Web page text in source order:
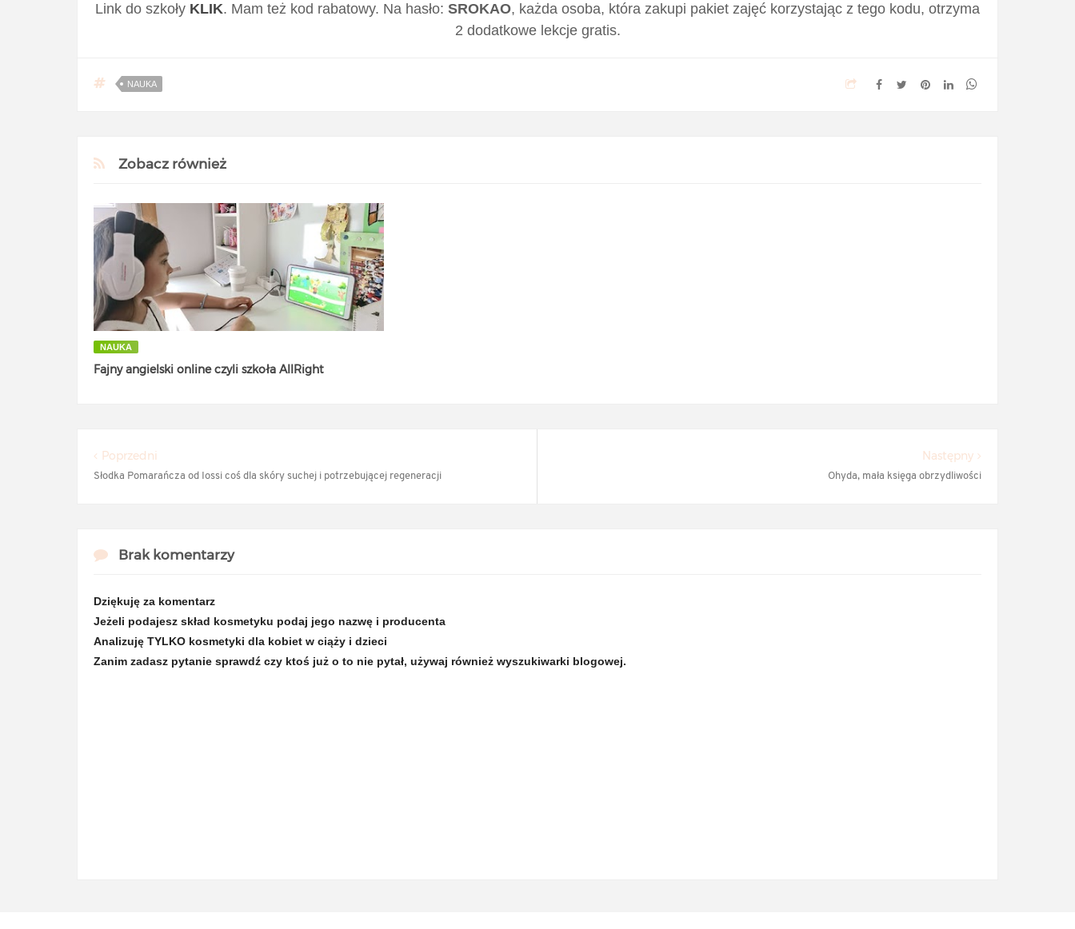
Link do szkoły KLIK. Mam też kod rabatowy. Na hasło: SROKAO, każda osoba, która zakupi pakiet zajęć korzystając z tego kodu, otrzyma
2 dodatkowe lekcje gratis.
NAUKA
Zobacz również
NAUKA
Fajny angielski online czyli szkoła AllRight
Następny
Ohyda, mała księga obrzydliwości
Poprzedni
Słodka Pomarańcza od Iossi coś dla skóry suchej i potrzebującej regeneracji
Brak komentarzy
Dziękuję za komentarz
Jeżeli podajesz skład kosmetyku podaj jego nazwę i producenta
Analizuję TYLKO kosmetyki dla kobiet w ciąży i dzieci
Zanim zadasz pytanie sprawdź czy ktoś już o to nie pytał, używaj również wyszukiwarki blogowej.